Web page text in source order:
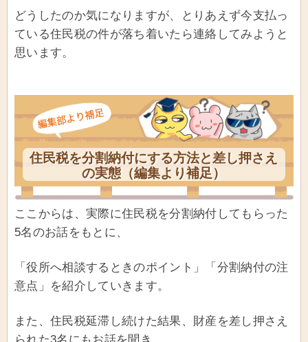
どうしたのか気になりますが、とりあえず今支払っ
ている住民税の件が落ち着いたら連絡してみようと
思います。
住民税を分割納付にする方法と差し押さえ
の実態（編集より補足）
ここからは、実際に住民税を分割納付してもらった
5名のお話をもとに、
「役所へ相談するときのポイント」「分割納付の注
意点」を紹介していきます。
また、住民税延滞し続けた結果、財産を差し押さえ